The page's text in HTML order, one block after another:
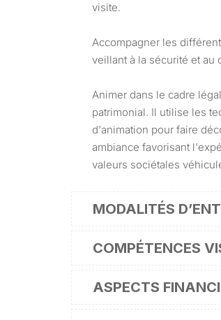
visite.
Accompagner les
veillant à la sécurité et au
Animer dans le cadre
patrimonial. Il utilise les
d'animation pour faire
ambiance favorisant
valeurs sociétales
MODALITÉS
COMPÉTENCES
ASPECTS